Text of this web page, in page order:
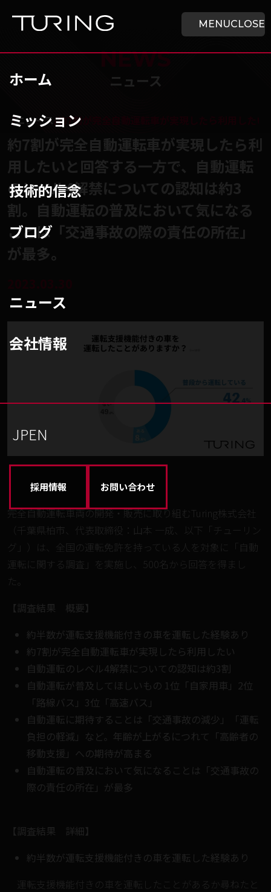
MENUCLOSE
ホーム
ミッション
技術的信念
ブログ
ニュース
会社情報
EN
JP
採用情報 お問い合わせ
チューリング株式会社
/ニュース /約7割が完全自動運転車が実現したら利用した
NEWS
ニュース
約7割が完全自動運転車が実現したら利
用したいと回答する一方で、自動運転
のレベル4解禁についての認知は約3
割。自動運転の普及において気になる
ことは「交通事故の際の責任の所在」
が最多。
完全自動運転車両の開発・販売に取り組むTuring株式会社
（千葉県柏市、代表取締役：山本 一成、以下「チューリン
グ」）は、全国の運転免許を持っている人を対象に「自動
運転に関する調査」を実施し、500名から回答を得まし
た。
【調査結果 概要】
約半数が運転支援機能付きの車を運転した経験あり
約7割が完全自動運転車が実現したら利用したい
自動運転のレベル4解禁についての認知は約3割
自動運転が普及してほしいもの 1位「自家用車」2位
「路線バス」3位「高速バス」
自動運転に期待することは「交通事故の減少」「運転
負担の軽減」など。年齢が上がるにつれて「高齢者の
移動支援」への期待が高まる
自動運転の普及において気になることは「交通事故の
際の責任の所在」が最多
【調査結果 詳細】
約半数が運転支援機能付きの車を運転した経験あり
運転支援機能付きの車を運転したことがあるか尋ねたと